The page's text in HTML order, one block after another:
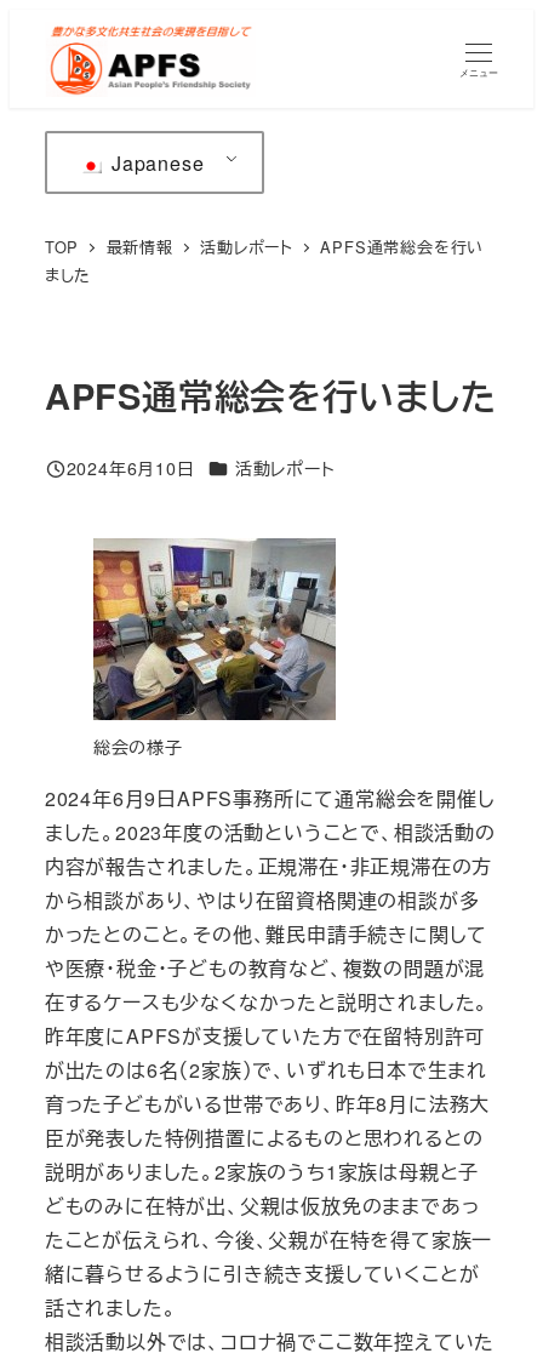
メニュー
Japanese
TOP 最新情報 活動レポート
APFS通常総会を行い
ました
APFS通常総会を行いました
投稿日
2024年6月10日 カテゴリー
活動レポート
総会の様子
2024年6月9日APFS事務所にて通常総会を開催し
ました。2023年度の活動ということで、相談活動の
内容が報告されました。正規滞在・非正規滞在の方
から相談があり、やはり在留資格関連の相談が多
かったとのこと。その他、難民申請手続きに関して
や医療・税金・子どもの教育など、複数の問題が混
在するケースも少なくなかったと説明されました。
昨年度にAPFSが支援していた方で在留特別許可
が出たのは6名（2家族）で、いずれも日本で生まれ
育った子どもがいる世帯であり、昨年8月に法務大
臣が発表した特例措置によるものと思われるとの
説明がありました。2家族のうち1家族は母親と子
どものみに在特が出、父親は仮放免のままであっ
たことが伝えられ、今後、父親が在特を得て家族一
緒に暮らせるように引き続き支援していくことが
話されました。
相談活動以外では、コロナ禍でここ数年控えていた